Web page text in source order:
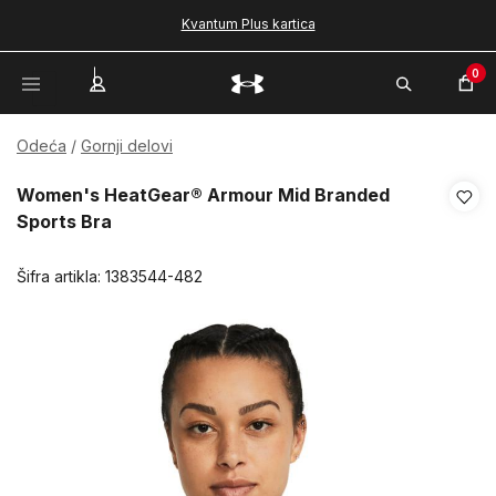
Kvantum Plus kartica
0
Odeća Gornji delovi
Women's HeatGear® Armour Mid Branded
Sports Bra
Šifra artikla: 1383544-482